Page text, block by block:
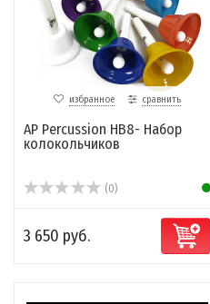
избранное сравнить
AP Percussion HB8- Набор
колокольчиков
(0)
3 650 руб.